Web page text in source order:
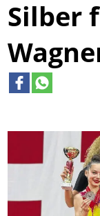
Silber